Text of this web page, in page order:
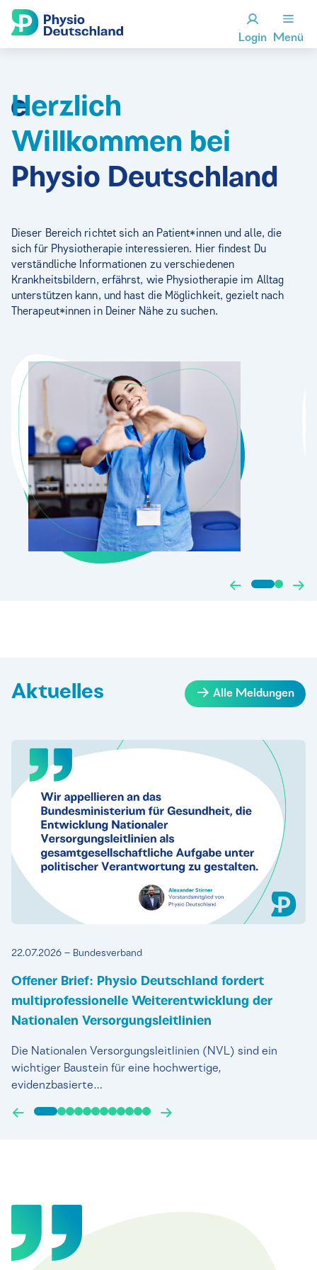
Login Menü
Herzlich
Willkommen bei
Physio Deutschland
Dieser Bereich richtet sich an Patient*innen und alle, die
sich für Physiotherapie interessieren. Hier findest Du
verständliche Informationen zu verschiedenen
Krankheitsbildern, erfährst, wie Physiotherapie im Alltag
unterstützen kann, und hast die Möglichkeit, gezielt nach
Therapeut*innen in Deiner Nähe zu suchen.
Aktuelles Alle Meldungen
22.07.2026 – Bundesverband
Offener Brief: Physio Deutschland fordert
multiprofessionelle Weiterentwicklung der
Nationalen Versorgungsleitlinien
Die Nationalen Versorgungsleitlinien (NVL) sind ein
wichtiger Baustein für eine hochwertige,
evidenzbasierte…